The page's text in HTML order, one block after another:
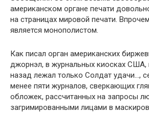
американском органе печати
на страницах мировой печати.
является монополистом.
Как писал орган американских
джорнэл, в журнальных киосках США,
назад лежал только Солдат удачи…,
менее пяти журналов, сверкающих
обложек, рассчитанных на запросы
загримированными лицами в